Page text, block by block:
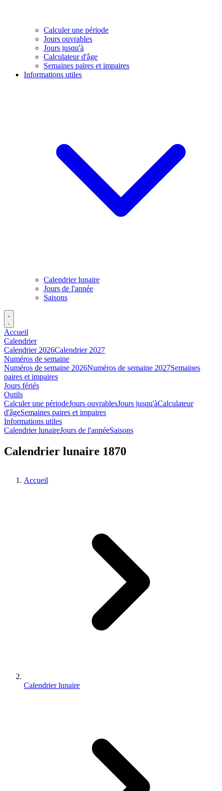
Calculer une période
Jours ouvrables
Jours jusqu'à
Calculateur d'âge
Semaines paires et impaires
Informations utiles
Calendrier lunaire
Jours de l'année
Saisons
Accueil
Calendrier
Calendrier 2026Calendrier 2027
Numéros de semaine
Numéros de semaine 2026Numéros de semaine 2027Semaines
paires et impaires
Jours fériés
Outils
Calculer une périodeJours ouvrablesJours jusqu'àCalculateur
d'âgeSemaines paires et impaires
Informations utiles
Calendrier lunaireJours de l'annéeSaisons
Calendrier lunaire 1870
Accueil
Calendrier lunaire